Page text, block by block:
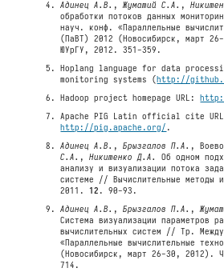
Адинец А.В. ,Жуматий С.А. ,
обработки потоков данных
науч. конф. «Параллельные
(ПаВТ) 2012 (Новосибирск, март
ЮУрГУ, 2012. 351-359.
Hoplang language for data
monitoring systems (http://
Hadoop project homepage URL:
Apache PIG Latin official cite
http://pig.apache.org/ .
Адинец А.В. ,Брызгалов П.А. ,
С.А. ,Никитенко Д.А.
Об одном
анализу и визуализации потока
системе // Вычислительные методы
2011.12 . 90-93.
Адинец А.В. ,Брызгалов П.А. ,
Система визуализации параметров
вычислительных систем // Тр.
«Параллельные вычислительные
(Новосибирск, март 26-30, 2012).
714.